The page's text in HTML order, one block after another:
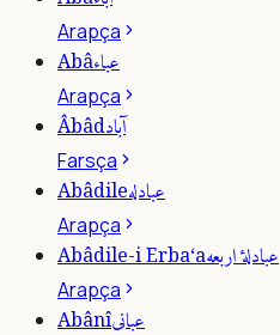
Arapça
Abâعباء
Arapça
Âbâdآباد
Farsça
Abâdileعبادله
Arapça
Abâdile-i Erba‘aعبادلۀ اربعه
Arapça
Abânîعبانى